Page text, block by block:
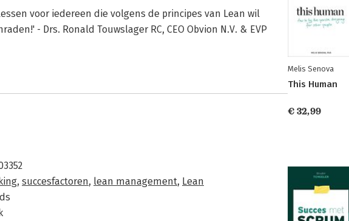
voor iedereen die volgens de principes van Lean wil
- Drs. Ronald Touwslager RC, CEO Obvion N.V. & EVP
, succesfactoren, lean management, Lean
Melis Senova
This Human
€ 32,99